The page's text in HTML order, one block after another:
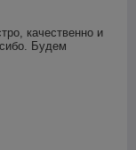
качественно и
Будем